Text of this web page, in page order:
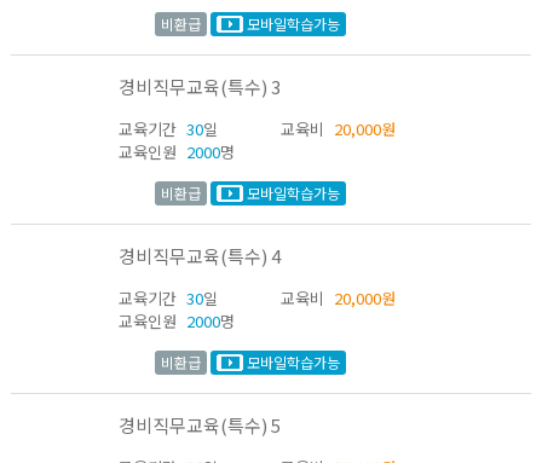
비환급 모바일학습가능
경비직무교육(특수) 3
교육기간 30일 교육비 20,000원
교육인원 2000명
비환급 모바일학습가능
경비직무교육(특수) 4
교육기간 30일 교육비 20,000원
교육인원 2000명
비환급 모바일학습가능
경비직무교육(특수) 5